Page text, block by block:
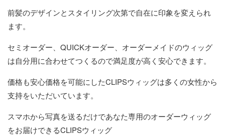
前髪のデザインとスタイリング次第で自在に印象を変えられ
ます。
セミオーダー、QUICKオーダー、オーダーメイドのウィッグ
は自分用に合わせてつくるので満足度が高く安心できます。
価格も安心価格を可能にしたCLIPSウィッグは多くの女性から
支持をいただいています。
スマホから写真を送るだけであなた専用のオーダーウィッグ
をお届けできるCLIPSウィッグ